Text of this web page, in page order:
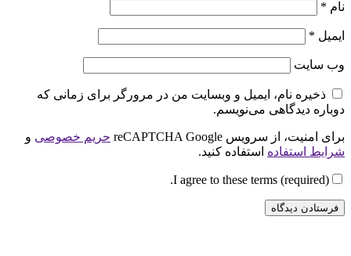
نام *
ایمیل *
وب‌ سایت
ذخیره نام، ایمیل و وبسایت من در مرورگر برای زمانی که
دوباره دیدگاهی می‌نویسم.
برای امنیت، از سرویس reCAPTCHA Google حریم خصوصی و
شرایط استفاده استفاده کنید.
I agree to these terms (required).